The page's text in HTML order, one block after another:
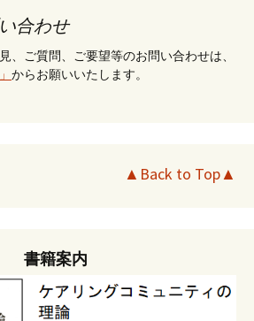
合わせ
、ご質問、ご要望等のお問い合わせは、
からお願いいたします。
▲Back to Top▲
書籍案内